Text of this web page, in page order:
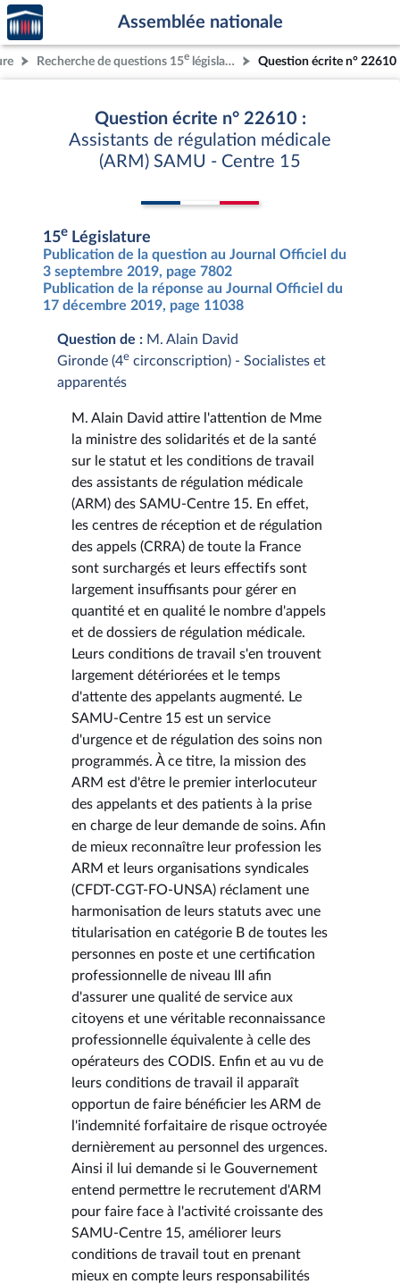
Aller au contenu
Aller en bas de la page
Accèder
à la
page
d'accueil
Assemblée nationale
Recherche de questions 15e législature Question écrite n° 22610
Question écrite n° 22610 :
Assistants de régulation médicale
(ARM) SAMU - Centre 15
15e Législature
Publication de la question au Journal Officiel du
3 septembre 2019, page 7802
Publication de la réponse au Journal Officiel du
17 décembre 2019, page 11038
Question de : M. Alain David
Gironde (4e circonscription) - Socialistes et
apparentés
M. Alain David attire l'attention de Mme
la ministre des solidarités et de la santé
sur le statut et les conditions de travail
des assistants de régulation médicale
(ARM) des SAMU-Centre 15. En effet,
les centres de réception et de régulation
des appels (CRRA) de toute la France
sont surchargés et leurs effectifs sont
largement insuffisants pour gérer en
quantité et en qualité le nombre d'appels
et de dossiers de régulation médicale.
Leurs conditions de travail s'en trouvent
largement détériorées et le temps
d'attente des appelants augmenté. Le
SAMU-Centre 15 est un service
d'urgence et de régulation des soins non
programmés. À ce titre, la mission des
ARM est d'être le premier interlocuteur
des appelants et des patients à la prise
en charge de leur demande de soins. Afin
de mieux reconnaître leur profession les
ARM et leurs organisations syndicales
(CFDT-CGT-FO-UNSA) réclament une
harmonisation de leurs statuts avec une
titularisation en catégorie B de toutes les
personnes en poste et une certification
professionnelle de niveau III afin
d'assurer une qualité de service aux
citoyens et une véritable reconnaissance
professionnelle équivalente à celle des
opérateurs des CODIS. Enfin et au vu de
leurs conditions de travail il apparaît
opportun de faire bénéficier les ARM de
l'indemnité forfaitaire de risque octroyée
dernièrement au personnel des urgences.
Ainsi il lui demande si le Gouvernement
entend permettre le recrutement d'ARM
pour faire face à l'activité croissante des
SAMU-Centre 15, améliorer leurs
conditions de travail tout en prenant
mieux en compte leurs responsabilités